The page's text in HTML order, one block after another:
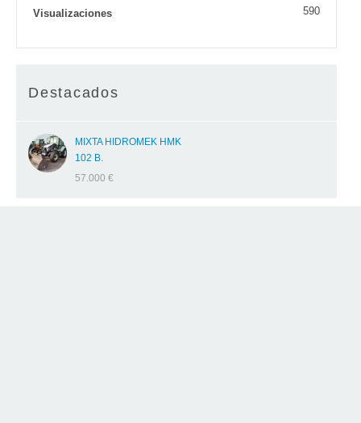
Visualizaciones 590
Destacados
MIXTA HIDROMEK HMK
102 B.
57.000 €